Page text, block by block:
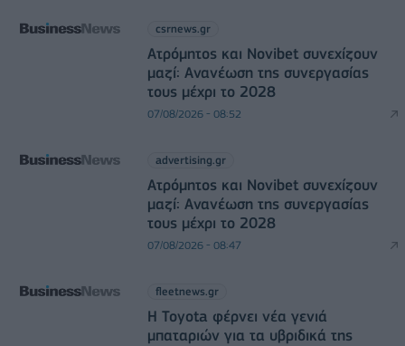
csrnews.gr
Ατρόμητος και Novibet συνεχίζουν
μαζί: Ανανέωση της συνεργασίας
τους μέχρι το 2028
07/08/2026 - 08:52
advertising.gr
Ατρόμητος και Novibet συνεχίζουν
μαζί: Ανανέωση της συνεργασίας
τους μέχρι το 2028
07/08/2026 - 08:47
fleetnews.gr
Η Toyota φέρνει νέα γενιά
μπαταριών για τα υβριδικά της